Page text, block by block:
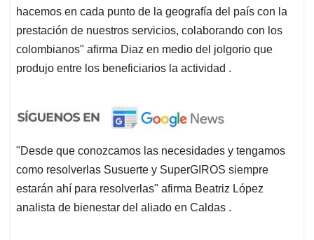
hacemos en cada punto de la geografía del país con la
prestación de nuestros servicios, colaborando con los
colombianos" afirma Diaz en medio del jolgorio que
produjo entre los beneficiarios la actividad .
"Desde que conozcamos las necesidades y tengamos
como resolverlas Susuerte y SuperGIROS siempre
estarán ahí para resolverlas" afirma Beatriz López
analista de bienestar del aliado en Caldas .